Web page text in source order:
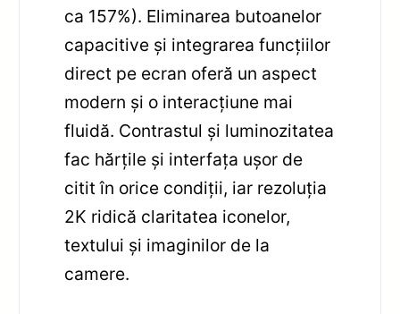
ca 157%). Eliminarea butoanelor
capacitive și integrarea funcțiilor
direct pe ecran oferă un aspect
modern și o interacțiune mai
fluidă. Contrastul și luminozitatea
fac hărțile și interfața ușor de
citit în orice condiții, iar rezoluția
2K ridică claritatea iconelor,
textului și imaginilor de la
camere.